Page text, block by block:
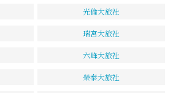
光倫大旅社
瑞宮大旅社
六峰大旅社
榮泰大旅社